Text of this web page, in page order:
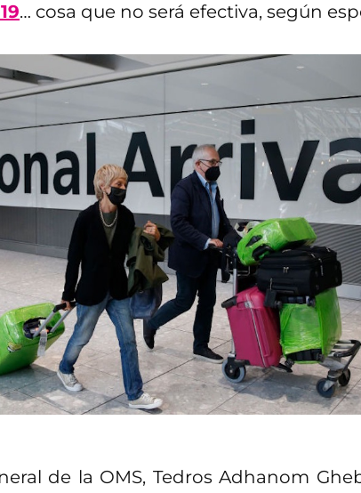
… cosa que no será efectiva, según
de la OMS, Tedros Adhanom